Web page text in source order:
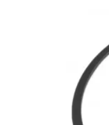
chevrolet
john deere
aceite